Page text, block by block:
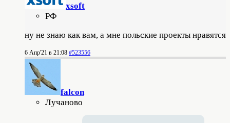
xsoft
РФ
ну не знаю как вам, а мне польские проекты нравятся
6 Апр'21 в 21:08 #523556
falcon
Лучаново